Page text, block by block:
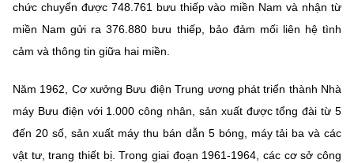
chức chuyển được 748.761 bưu thiếp vào miền Nam và nhận từ
miền Nam gửi ra 376.880 bưu thiếp, bảo đảm mối liên hệ tình
cảm và thông tin giữa hai miền.
Năm 1962, Cơ xưởng Bưu điện Trung ương phát triển thành Nhà
máy Bưu điện với 1.000 công nhân, sản xuất được tổng đài từ 5
đến 20 số, sản xuất máy thu bán dẫn 5 bóng, máy tải ba và các
vật tư, trang thiết bị. Trong giai đoạn 1961-1964, các cơ sở công